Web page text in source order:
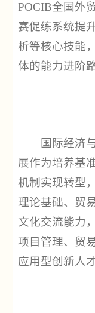
POCIB全国外
赛促练系统提
析等核心技能
体的能力进阶
国际经济
展作为培养基
机制实现转型
理论基础、贸
文化交流能力
项目管理、贸
应用型创新人才